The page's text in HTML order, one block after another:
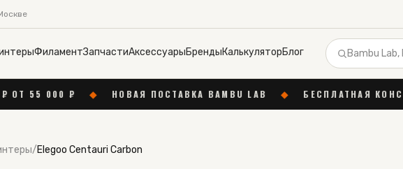
ФиламентЗапчастиАксессуарыБрендыКалькуляторБлог
НОВАЯ ПОСТАВКА BAMBU LAB ◆ БЕСПЛАТНАЯ КОНСУЛЬТАЦИЯ В
/Elegoo Centauri Carbon